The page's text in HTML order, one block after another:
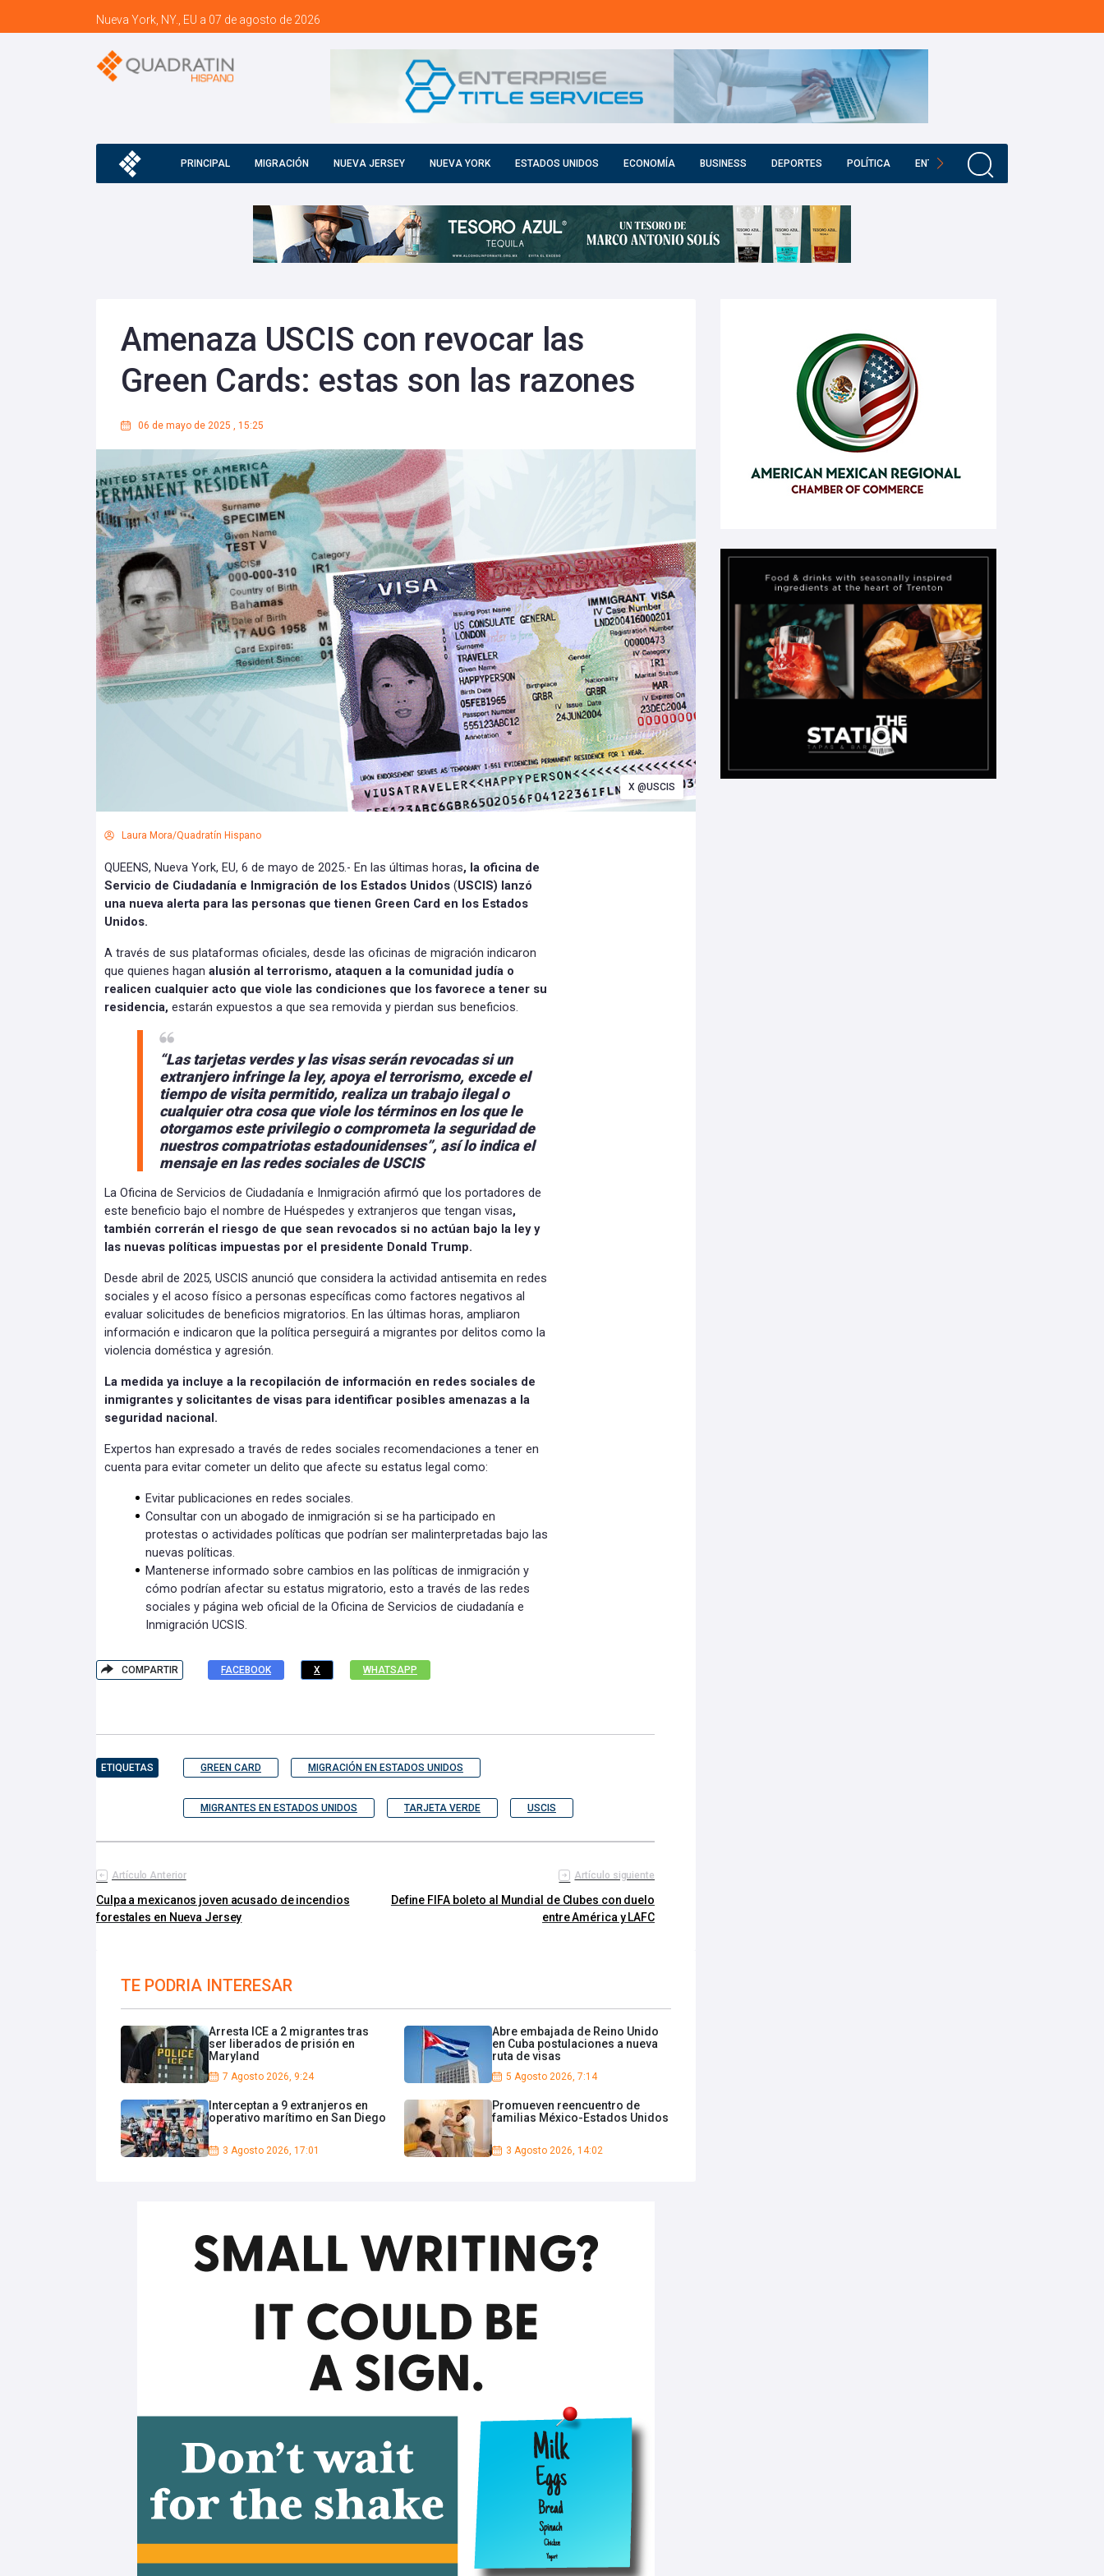
Nueva York, NY., EU a 07 de agosto de 2026
PRINCIPAL MIGRACIÓN NUEVA JERSEY NUEVA YORK ESTADOS UNIDOS ECONOMÍA BUSINESS DEPORTES POLÍTICA ENTRETENIMIENTO
Amenaza USCIS con revocar las
Green Cards: estas son las razones
06 de mayo de 2025 , 15:25
X @USCIS
Laura Mora/Quadratín Hispano
QUEENS, Nueva York, EU, 6 de mayo de 2025.- En las últimas horas, la oficina de
Servicio de Ciudadanía e Inmigración de los Estados Unidos (USCIS) lanzó
una nueva alerta para las personas que tienen Green Card en los Estados
Unidos.
A través de sus plataformas oficiales, desde las oficinas de migración indicaron
que quienes hagan alusión al terrorismo, ataquen a la comunidad judía o
realicen cualquier acto que viole las condiciones que los favorece a tener su
residencia, estarán expuestos a que sea removida y pierdan sus beneficios.
“Las tarjetas verdes y las visas serán revocadas si un
extranjero infringe la ley, apoya el terrorismo, excede el
tiempo de visita permitido, realiza un trabajo ilegal o
cualquier otra cosa que viole los términos en los que le
otorgamos este privilegio o comprometa la seguridad de
nuestros compatriotas estadounidenses”, así lo indica el
mensaje en las redes sociales de USCIS
La Oficina de Servicios de Ciudadanía e Inmigración afirmó que los portadores de
este beneficio bajo el nombre de Huéspedes y extranjeros que tengan visas,
también correrán el riesgo de que sean revocados si no actúan bajo la ley y
las nuevas políticas impuestas por el presidente Donald Trump.
Desde abril de 2025, USCIS anunció que considera la actividad antisemita en redes
sociales y el acoso físico a personas específicas como factores negativos al
evaluar solicitudes de beneficios migratorios. En las últimas horas, ampliaron
información e indicaron que la política perseguirá a migrantes por delitos como la
violencia doméstica y agresión.
La medida ya incluye a la recopilación de información en redes sociales de
inmigrantes y solicitantes de visas para identificar posibles amenazas a la
seguridad nacional.
Expertos han expresado a través de redes sociales recomendaciones a tener en
cuenta para evitar cometer un delito que afecte su estatus legal como:
Evitar publicaciones en redes sociales.
Consultar con un abogado de inmigración si se ha participado en
protestas o actividades políticas que podrían ser malinterpretadas bajo las
nuevas políticas.
Mantenerse informado sobre cambios en las políticas de inmigración y
cómo podrían afectar su estatus migratorio, esto a través de las redes
sociales y página web oficial de la Oficina de Servicios de ciudadanía e
Inmigración UCSIS.
COMPARTIR FACEBOOK X WHATSAPP
ETIQUETAS GREEN CARD MIGRACIÓN EN ESTADOS UNIDOS
MIGRANTES EN ESTADOS UNIDOS TARJETA VERDE USCIS
Artículo Anterior
Culpa a mexicanos joven acusado de incendios
forestales en Nueva Jersey
Artículo siguiente
Define FIFA boleto al Mundial de Clubes con duelo
entre América y LAFC
TE PODRIA INTERESAR
Arresta ICE a 2 migrantes tras
ser liberados de prisión en
Maryland
7 Agosto 2026, 9:24
Abre embajada de Reino Unido
en Cuba postulaciones a nueva
ruta de visas
5 Agosto 2026, 7:14
Interceptan a 9 extranjeros en
operativo marítimo en San Diego
3 Agosto 2026, 17:01
Promueven reencuentro de
familias México-Estados Unidos
3 Agosto 2026, 14:02